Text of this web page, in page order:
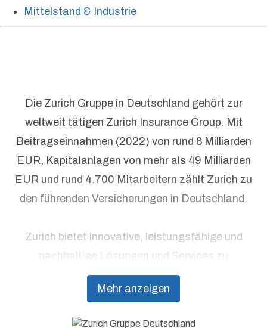
Mittelstand & Industrie
Die Zurich Gruppe in Deutschland gehört zur
weltweit tätigen Zurich Insurance Group. Mit
Beitragseinnahmen (2022) von rund 6 Milliarden
EUR, Kapitalanlagen von mehr als 49 Milliarden
EUR und rund 4.700 Mitarbeitern zählt Zurich zu
den führenden Versicherungen in Deutschland.
Zurich bietet innovative, leistungsfähige und
nachhaltige Lösungen und Services zu
Versicherungen, Vorsorge und Risikomanagement
aus einer Hand. Im Einklang mit dem Ziel
Mehr anzeigen